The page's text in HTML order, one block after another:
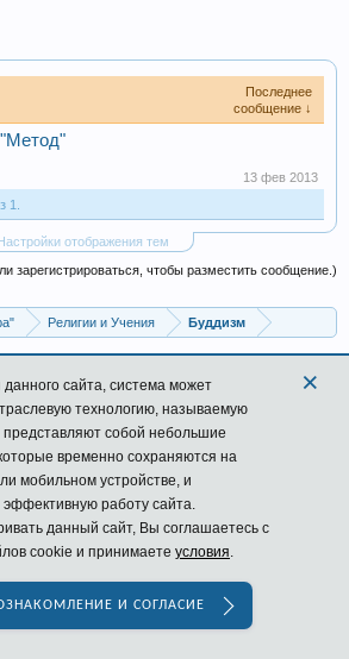
Последнее
сообщение ↓
13 фев 2013
1.
отображения тем
зарегистрироваться, чтобы разместить сообщение.)
Религии и Учения Буддизм
Форум
Условия и правила
Политика конфиденциальности
сайта, система может
технологию, называемую
собой небольшие
сохраняются на
мобильном устройстве, и
работу сайта.
данный сайт, Вы соглашаетесь с
cookie и принимаете условия.
×
И СОГЛАСИЕ